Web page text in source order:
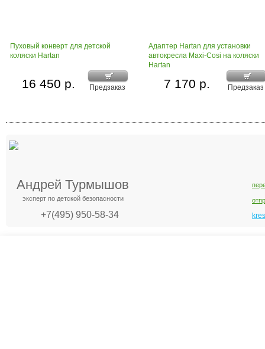
Пуховый конверт для детской
коляски Hartan
Предзаказ
16 450 р.
Адаптер Hartan для установки
автокресла Maxi-Cosi на коляски
Hartan
Предзаказ
7 170 р.
Андрей Турмышов
эксперт по детской безопасности
+7(495) 950-58-34